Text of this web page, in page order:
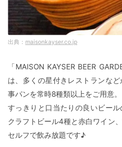
maisonkayser.co.jp
「MAISON KAYSER BEER
は、多くの星付きレストランな
事パンを常時8種類以上をご用意。
すっきりと口当たりの良いビー
クラフトビール4種と赤白ワイン
セルフで飲み放題です♪